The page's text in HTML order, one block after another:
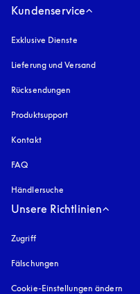
Kundenservice
Exklusive Dienste
Lieferung und Versand
Rücksendungen
Produktsupport
Kontakt
FAQ
Händlersuche
Unsere Richtlinien
Zugrifföffnet sich in einem neuen
Fälschungen
Cookie-Einstellungen ändern